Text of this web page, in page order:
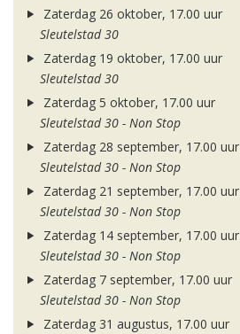
Zaterdag 26 oktober, 17.00 uur
Sleutelstad 30
Zaterdag 19 oktober, 17.00 uur
Sleutelstad 30
Zaterdag 5 oktober, 17.00 uur
Sleutelstad 30 - Non Stop
Zaterdag 28 september, 17.00 uur
Sleutelstad 30 - Non Stop
Zaterdag 21 september, 17.00 uur
Sleutelstad 30 - Non Stop
Zaterdag 14 september, 17.00 uur
Sleutelstad 30 - Non Stop
Zaterdag 7 september, 17.00 uur
Sleutelstad 30 - Non Stop
Zaterdag 31 augustus, 17.00 uur